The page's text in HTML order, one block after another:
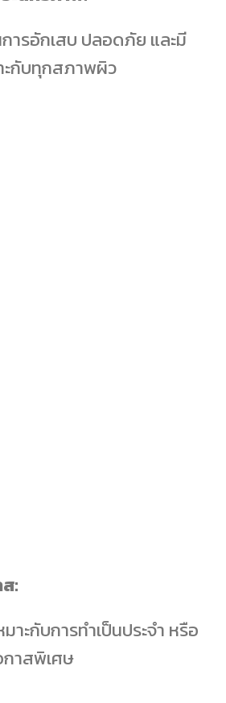
ารอักเสบ ปลอดภัย และมี
ะกับทุกสภาพผิว
:
าะกับการทำเป็นประจำ หรือ
าสพิเศษ